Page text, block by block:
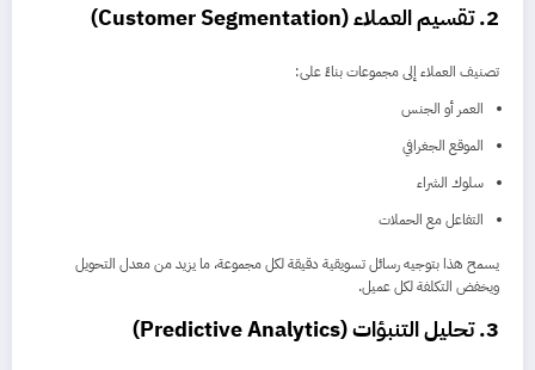
2. تقسيم العملاء (Customer Segmentation)
تصنيف العملاء إلى مجموعات بناءً على:
العمر أو الجنس
الموقع الجغرافي
سلوك الشراء
التفاعل مع الحملات
يسمح هذا بتوجيه رسائل تسويقية دقيقة لكل مجموعة، ما يزيد من معدل التحويل
ويخفض التكلفة لكل عميل.
3. تحليل التنبؤات (Predictive Analytics)